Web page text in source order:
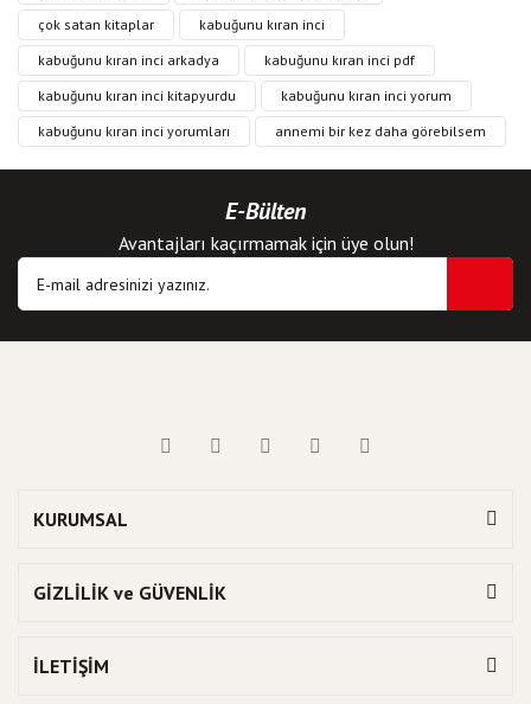
çok satan kitaplar
kabuğunu kıran inci
kabuğunu kıran inci arkadya
kabuğunu kıran inci pdf
kabuğunu kıran inci kitapyurdu
kabuğunu kıran inci yorum
kabuğunu kıran inci yorumları
annemi bir kez daha görebilsem
E-Bülten
Avantajları kaçırmamak için üye olun!
KURUMSAL
GİZLİLİK ve GÜVENLİK
İLETİŞİM